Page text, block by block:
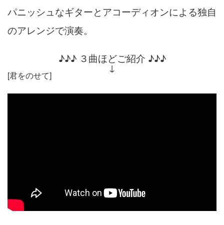
パニッシュなギターとアコーディオンによる独自
のアレンジで演奏。
♪♪♪ ３曲ほどご紹介 ♪♪♪
↓
[君をのせて]